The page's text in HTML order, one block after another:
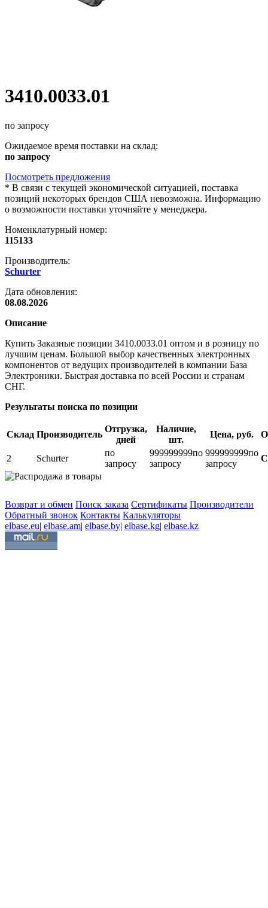
3410.0033.01
по запросу
Ожидаемое время поставки на склад:
по запросу
Посмотреть предложения
* В связи с текущей экономической ситуацией, поставка
позиций некоторых брендов США невозможна. Информацию
о возможности поставки уточняйте у менеджера.
Номенклатурный номер:
115133
Производитель:
Schurter
Дата обновления:
08.08.2026
Описание
Купить Заказные позиции 3410.0033.01 оптом и в розницу по
лучшим ценам. Большой выбор качественных электронных
компонентов от ведущих производителей в компании База
Электроники. Быстрая доставка по всей России и странам
СНГ.
Результаты поиска по позиции
Склад Производитель
Отгрузка,
дней
Наличие,
шт.
Цена, руб.
2 Schurter
по
запросу
999999999по
запросу
999999999по
запросу
Возврат и обмен Поиск заказа Сертификаты Производители
Обратный звонок Контакты Калькуляторы
elbase.eu| elbase.am| elbase.by| elbase.kg| elbase.kz